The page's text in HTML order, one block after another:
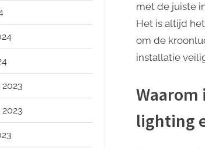
met de juiste
Het is altijd
om de
installatie
lighting